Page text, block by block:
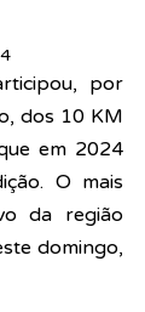
por
dos 10 KM
em 2024
O mais
da região
domingo,